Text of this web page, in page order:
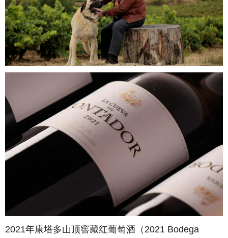
2021年康塔多山顶窖藏红葡萄酒（2021 Bodega